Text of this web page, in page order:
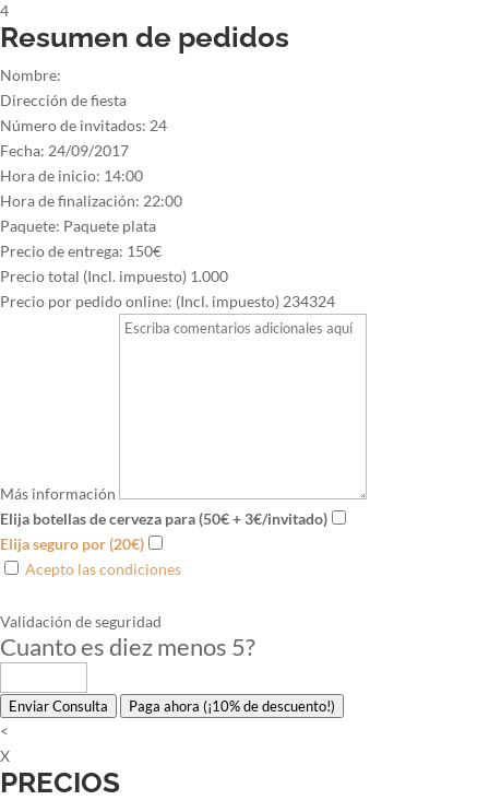
4
Resumen de pedidos
Nombre:
Dirección de fiesta
Número de invitados: 24
Fecha: 24/09/2017
Hora de inicio: 14:00
Hora de finalización: 22:00
Paquete: Paquete plata
Precio de entrega: 150€
Precio total (Incl. impuesto) 1.000
Precio por pedido online: (Incl. impuesto) 234324
Más información
Elija botellas de cerveza para (50€ + 3€/invitado)
Elija seguro por (20€)
Acepto las condiciones
Validación de seguridad
Cuanto es diez menos 5?
Enviar Consulta Paga ahora (¡10% de descuento!)
<
X
PRECIOS